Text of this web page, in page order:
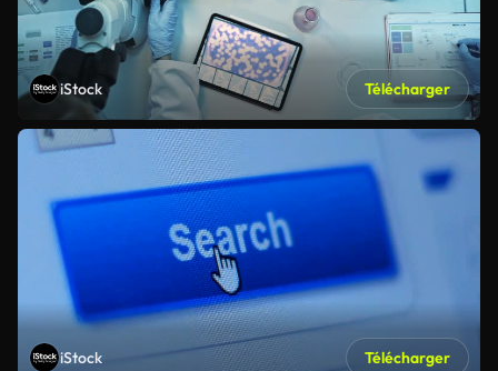
iStock Télécharger
iStock Télécharger